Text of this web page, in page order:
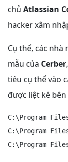
chủ Atlassian
hacker xâm
Cụ thể, các nhà
mẫu của Cerber
tiêu cụ thể vào
được liệt kê
C:\Program
C:\Program
C:\Program